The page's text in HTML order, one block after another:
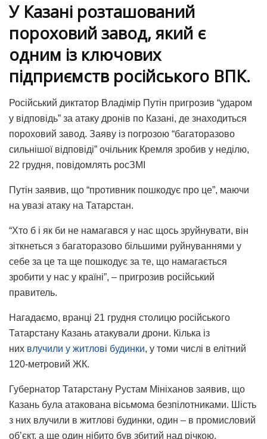
У Казані розташований
пороховий завод, який є
одним із ключових
підприємств російського ВПК.
Російський диктатор Владімір Путін пригрозив “ударом
у відповідь” за атаку дронів по Казані, де знаходиться
пороховий завод. Заяву із погрозою “багаторазово
сильнішої відповіді” очільник Кремля зробив у неділю,
22 грудня, повідомлять росЗМІ
Путін заявив, що “противник пошкодує про це”, маючи
на увазі атаку на Татарстан.
“Хто б і як би не намагався у нас щось зруйнувати, він
зіткнеться з багаторазово більшими руйнуваннями у
себе за це та ще пошкодує за те, що намагається
зробити у нас у країні”, – пригрозив російський
правитель.
Нагадаємо, вранці 21 грудня столицю російського
Татарстану Казань атакували дрони. Кілька із
них влучили у житлові будинки, у томи числі в елітний
120-метровий ЖК.
Губернатор Татарстану Рустам Мініханов заявив, що
Казань була атакована вісьмома безпілотниками. Шість
з них влучили в житлові будинки, один – в промисловий
об’єкт, а ще один нібито був збитий над річкою.